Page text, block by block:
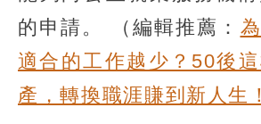
的申請。
（編輯推薦：
適合的工作越少？50後
產，轉換職涯賺到新人生